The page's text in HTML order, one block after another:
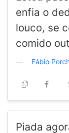
enfia o
louco, se
comido
Fábio
Piada